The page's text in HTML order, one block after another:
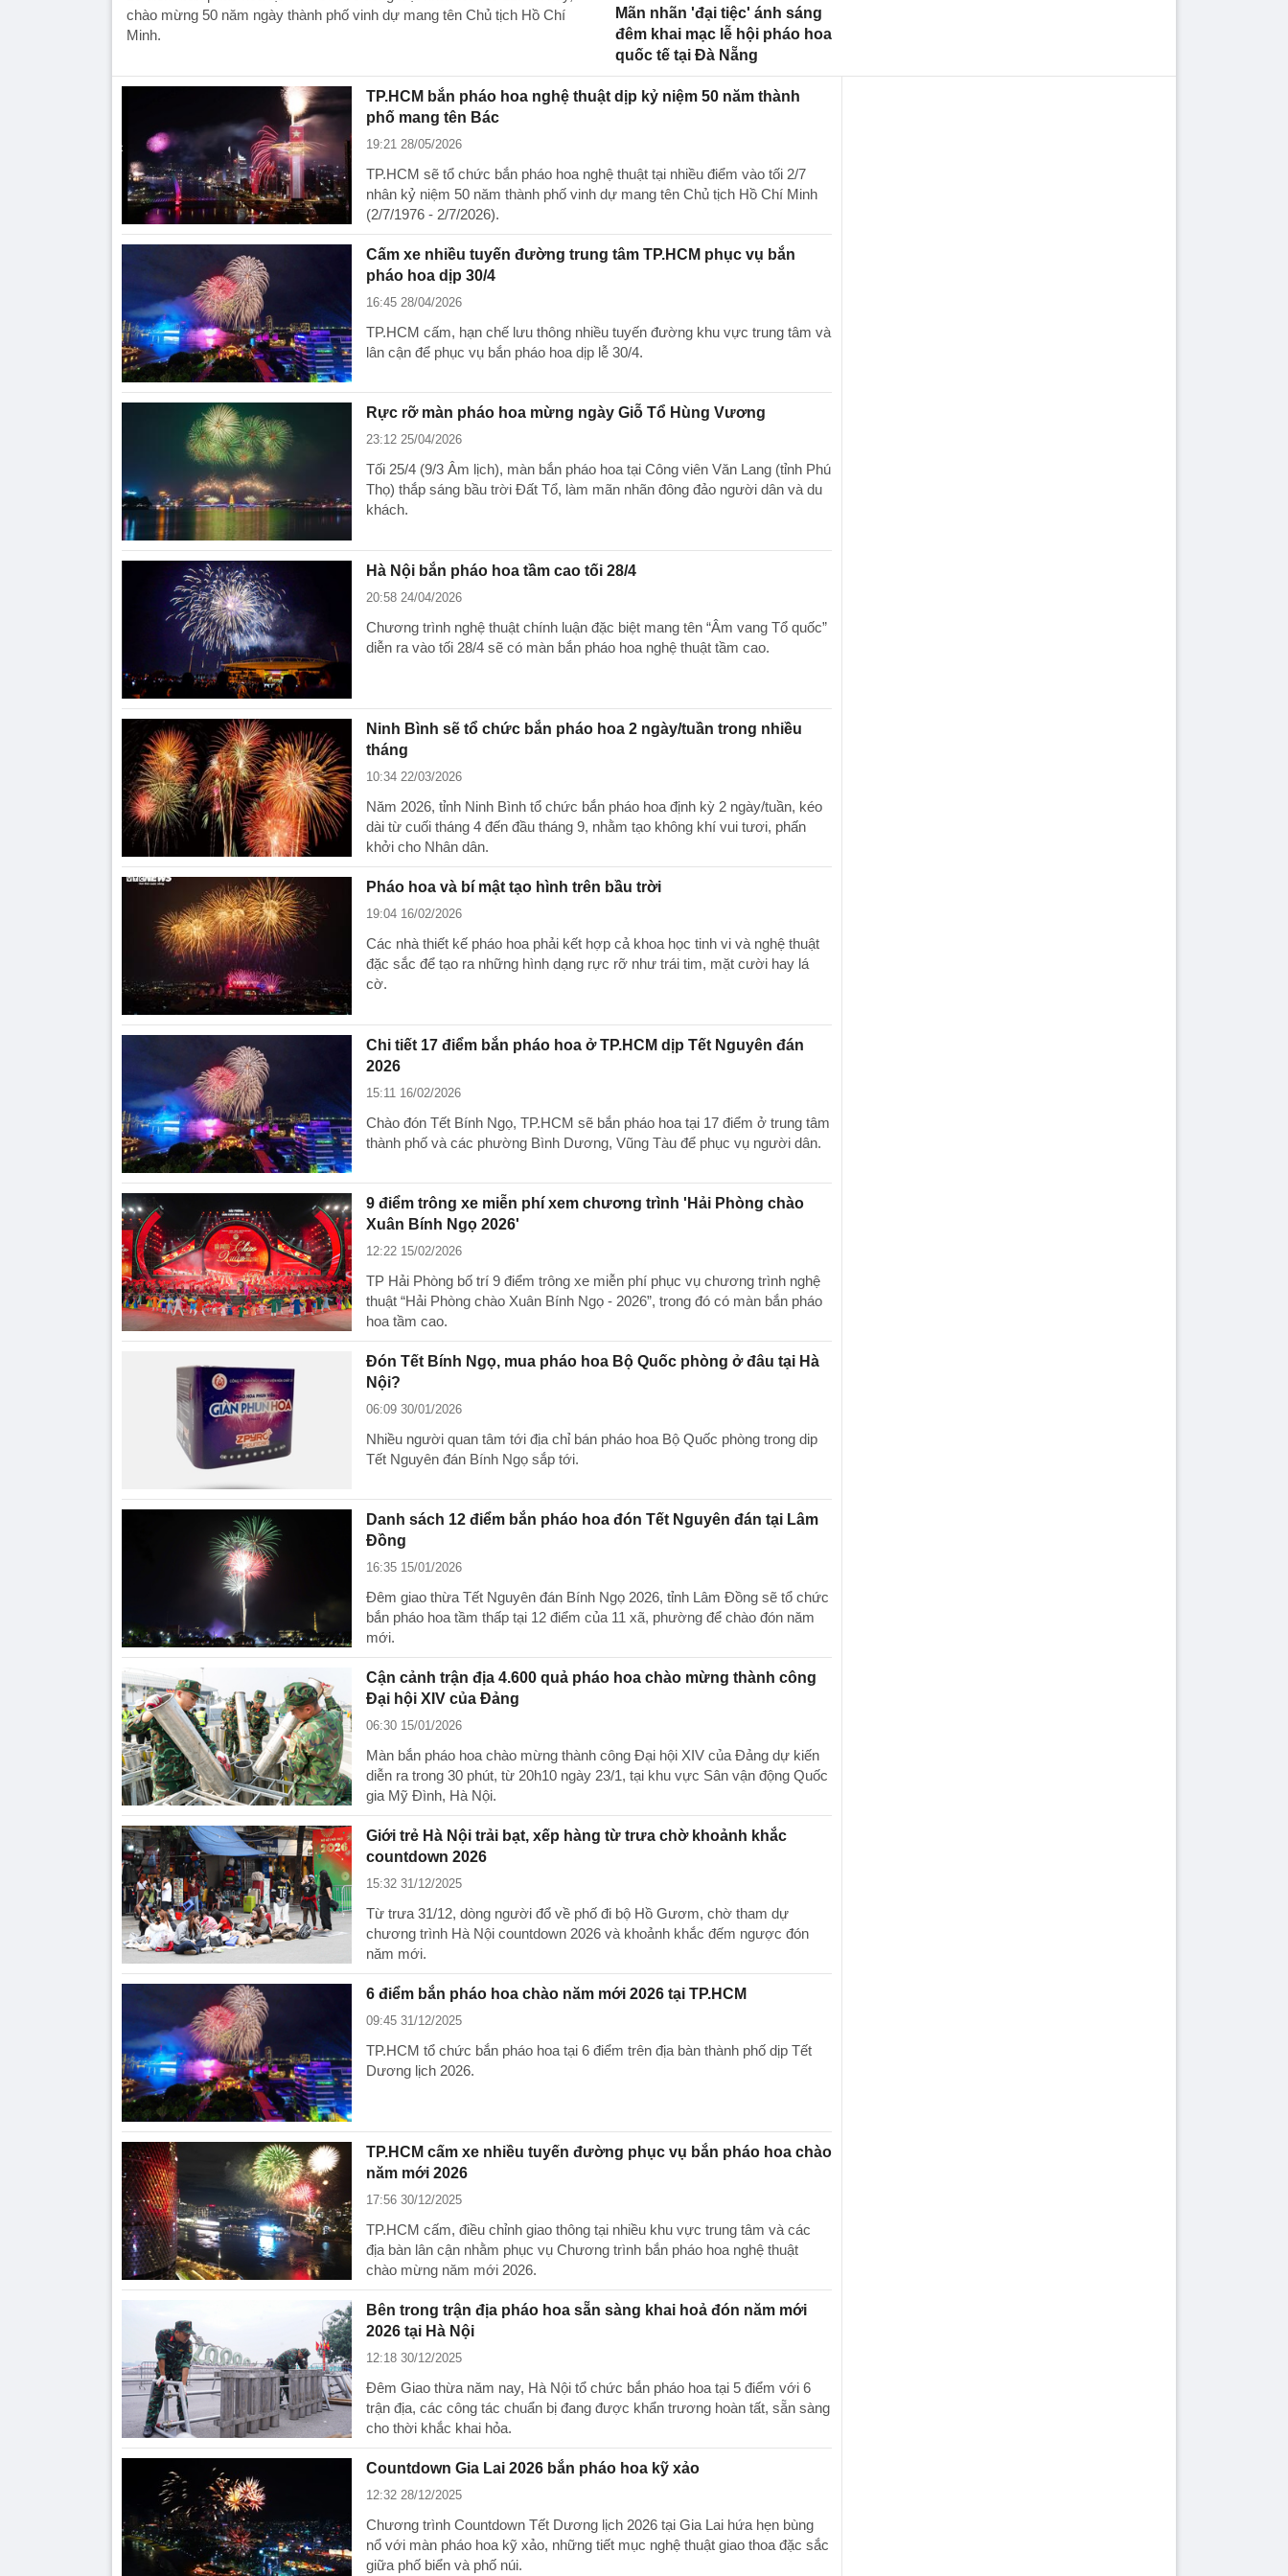
chào mừng 50 năm ngày thành phố vinh dự mang tên Chủ tịch Hồ Chí
Minh.
Mãn nhãn 'đại tiệc' ánh sáng
đêm khai mạc lễ hội pháo hoa
quốc tế tại Đà Nẵng
TP.HCM bắn pháo hoa nghệ thuật dịp kỷ niệm 50 năm thành
phố mang tên Bác
19:21 28/05/2026
TP.HCM sẽ tổ chức bắn pháo hoa nghệ thuật tại nhiều điểm vào tối 2/7
nhân kỷ niệm 50 năm thành phố vinh dự mang tên Chủ tịch Hồ Chí Minh
(2/7/1976 - 2/7/2026).
Cấm xe nhiều tuyến đường trung tâm TP.HCM phục vụ bắn
pháo hoa dịp 30/4
16:45 28/04/2026
TP.HCM cấm, hạn chế lưu thông nhiều tuyến đường khu vực trung tâm và
lân cận để phục vụ bắn pháo hoa dịp lễ 30/4.
Rực rỡ màn pháo hoa mừng ngày Giỗ Tổ Hùng Vương
23:12 25/04/2026
Tối 25/4 (9/3 Âm lịch), màn bắn pháo hoa tại Công viên Văn Lang (tỉnh Phú
Thọ) thắp sáng bầu trời Đất Tổ, làm mãn nhãn đông đảo người dân và du
khách.
Hà Nội bắn pháo hoa tầm cao tối 28/4
20:58 24/04/2026
Chương trình nghệ thuật chính luận đặc biệt mang tên “Âm vang Tổ quốc”
diễn ra vào tối 28/4 sẽ có màn bắn pháo hoa nghệ thuật tầm cao.
Ninh Bình sẽ tổ chức bắn pháo hoa 2 ngày/tuần trong nhiều
tháng
10:34 22/03/2026
Năm 2026, tỉnh Ninh Bình tổ chức bắn pháo hoa định kỳ 2 ngày/tuần, kéo
dài từ cuối tháng 4 đến đầu tháng 9, nhằm tạo không khí vui tươi, phấn
khởi cho Nhân dân.
Pháo hoa và bí mật tạo hình trên bầu trời
19:04 16/02/2026
Các nhà thiết kế pháo hoa phải kết hợp cả khoa học tinh vi và nghệ thuật
đặc sắc để tạo ra những hình dạng rực rỡ như trái tim, mặt cười hay lá
cờ.
Chi tiết 17 điểm bắn pháo hoa ở TP.HCM dịp Tết Nguyên đán
2026
15:11 16/02/2026
Chào đón Tết Bính Ngọ, TP.HCM sẽ bắn pháo hoa tại 17 điểm ở trung tâm
thành phố và các phường Bình Dương, Vũng Tàu để phục vụ người dân.
9 điểm trông xe miễn phí xem chương trình 'Hải Phòng chào
Xuân Bính Ngọ 2026'
12:22 15/02/2026
TP Hải Phòng bố trí 9 điểm trông xe miễn phí phục vụ chương trình nghệ
thuật “Hải Phòng chào Xuân Bính Ngọ - 2026”, trong đó có màn bắn pháo
hoa tầm cao.
Đón Tết Bính Ngọ, mua pháo hoa Bộ Quốc phòng ở đâu tại Hà
Nội?
06:09 30/01/2026
Nhiều người quan tâm tới địa chỉ bán pháo hoa Bộ Quốc phòng trong dip
Tết Nguyên đán Bính Ngọ sắp tới.
Danh sách 12 điểm bắn pháo hoa đón Tết Nguyên đán tại Lâm
Đồng
16:35 15/01/2026
Đêm giao thừa Tết Nguyên đán Bính Ngọ 2026, tỉnh Lâm Đồng sẽ tổ chức
bắn pháo hoa tầm thấp tại 12 điểm của 11 xã, phường để chào đón năm
mới.
Cận cảnh trận địa 4.600 quả pháo hoa chào mừng thành công
Đại hội XIV của Đảng
06:30 15/01/2026
Màn bắn pháo hoa chào mừng thành công Đại hội XIV của Đảng dự kiến
diễn ra trong 30 phút, từ 20h10 ngày 23/1, tại khu vực Sân vận động Quốc
gia Mỹ Đình, Hà Nội.
Giới trẻ Hà Nội trải bạt, xếp hàng từ trưa chờ khoảnh khắc
countdown 2026
15:32 31/12/2025
Từ trưa 31/12, dòng người đổ về phố đi bộ Hồ Gươm, chờ tham dự
chương trình Hà Nội countdown 2026 và khoảnh khắc đếm ngược đón
năm mới.
6 điểm bắn pháo hoa chào năm mới 2026 tại TP.HCM
09:45 31/12/2025
TP.HCM tổ chức bắn pháo hoa tại 6 điểm trên địa bàn thành phố dịp Tết
Dương lịch 2026.
TP.HCM cấm xe nhiều tuyến đường phục vụ bắn pháo hoa chào
năm mới 2026
17:56 30/12/2025
TP.HCM cấm, điều chỉnh giao thông tại nhiều khu vực trung tâm và các
địa bàn lân cận nhằm phục vụ Chương trình bắn pháo hoa nghệ thuật
chào mừng năm mới 2026.
Bên trong trận địa pháo hoa sẵn sàng khai hoả đón năm mới
2026 tại Hà Nội
12:18 30/12/2025
Đêm Giao thừa năm nay, Hà Nội tổ chức bắn pháo hoa tại 5 điểm với 6
trận địa, các công tác chuẩn bị đang được khẩn trương hoàn tất, sẵn sàng
cho thời khắc khai hỏa.
Countdown Gia Lai 2026 bắn pháo hoa kỹ xảo
12:32 28/12/2025
Chương trình Countdown Tết Dương lịch 2026 tại Gia Lai hứa hẹn bùng
nổ với màn pháo hoa kỹ xảo, những tiết mục nghệ thuật giao thoa đặc sắc
giữa phố biển và phố núi.